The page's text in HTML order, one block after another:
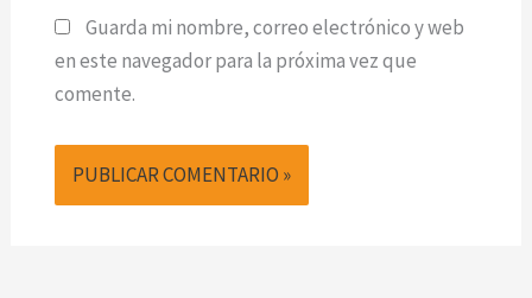
Guarda mi nombre, correo electrónico y web
en este navegador para la próxima vez que
comente.